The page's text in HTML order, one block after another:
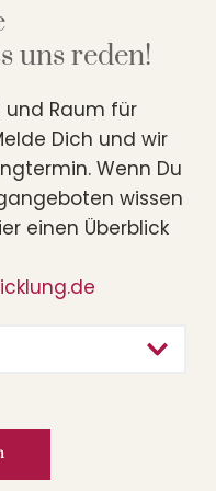
melde Dich,
über Deine
.
de/
- Titel
von der
Podcast-
Hosting.
hosten.de
uns reden!
und Raum für
Dich und wir
Wenn Du
wissen
einen Überblick
Ich
Rollen, in